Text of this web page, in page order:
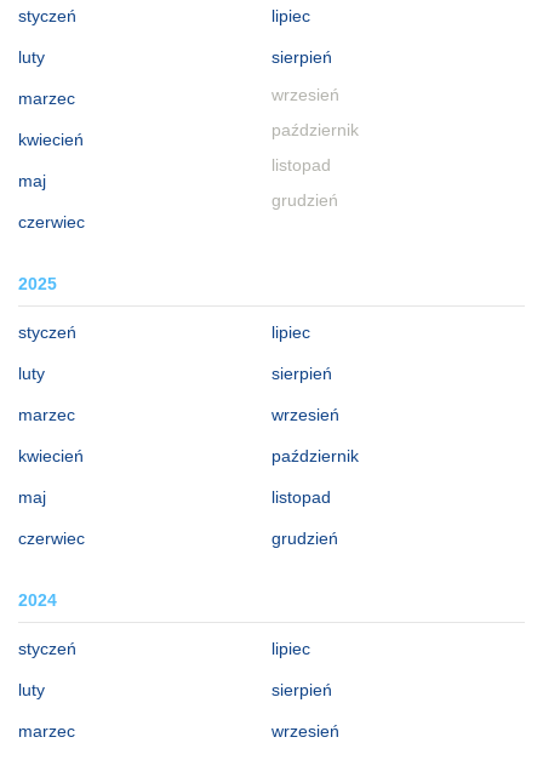
styczeń
luty
marzec
kwiecień
maj
czerwiec
lipiec
sierpień
wrzesień
październik
listopad
grudzień
2025
styczeń
luty
marzec
kwiecień
maj
czerwiec
lipiec
sierpień
wrzesień
październik
listopad
grudzień
2024
styczeń
luty
marzec
lipiec
sierpień
wrzesień